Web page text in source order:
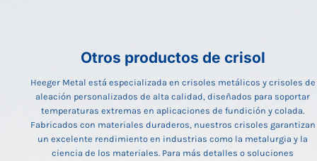
Otros productos de crisol
Heeger Metal está especializada en crisoles metálicos y crisoles de
aleación personalizados de alta calidad, diseñados para soportar
temperaturas extremas en aplicaciones de fundición y colada.
Fabricados con materiales duraderos, nuestros crisoles garantizan
un excelente rendimiento en industrias como la metalurgia y la
ciencia de los materiales. Para más detalles o soluciones